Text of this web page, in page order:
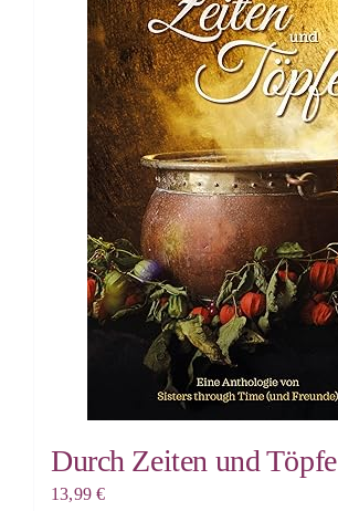
Durch Zeiten und Töpfe
13,99€